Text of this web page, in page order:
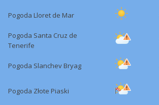
Pogoda Lloret de Mar
Pogoda Santa Cruz de
Tenerife
Pogoda Slanchev Bryag
Pogoda Złote Piaski